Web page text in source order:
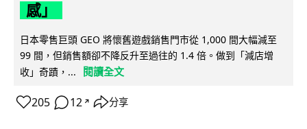
感」
日本零售巨頭 GEO 將懷舊遊戲銷售門市從 1,000 間大幅減至
99 間，但銷售額卻不降反升至過往的 1.4 倍。做到「減店增
收」奇蹟，...
閱讀全文
205 12 ↗ 分享